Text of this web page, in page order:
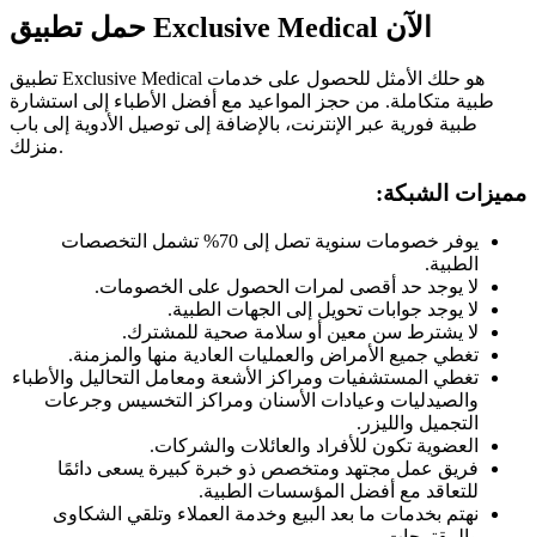
حمل تطبيق Exclusive Medical الآن
تطبيق Exclusive Medical هو حلك الأمثل للحصول على خدمات
طبية متكاملة. من حجز المواعيد مع أفضل الأطباء إلى استشارة
طبية فورية عبر الإنترنت، بالإضافة إلى توصيل الأدوية إلى باب
منزلك.
مميزات الشبكة:
يوفر خصومات سنوية تصل إلى 70% تشمل التخصصات
الطبية.
لا يوجد حد أقصى لمرات الحصول على الخصومات.
لا يوجد جوابات تحويل إلى الجهات الطبية.
لا يشترط سن معين أو سلامة صحية للمشترك.
تغطي جميع الأمراض والعمليات العادية منها والمزمنة.
تغطي المستشفيات ومراكز الأشعة ومعامل التحاليل والأطباء
والصيدليات وعيادات الأسنان ومراكز التخسيس وجرعات
التجميل والليزر.
العضوية تكون للأفراد والعائلات والشركات.
فريق عمل مجتهد ومتخصص ذو خبرة كبيرة يسعى دائمًا
للتعاقد مع أفضل المؤسسات الطبية.
نهتم بخدمات ما بعد البيع وخدمة العملاء وتلقي الشكاوى